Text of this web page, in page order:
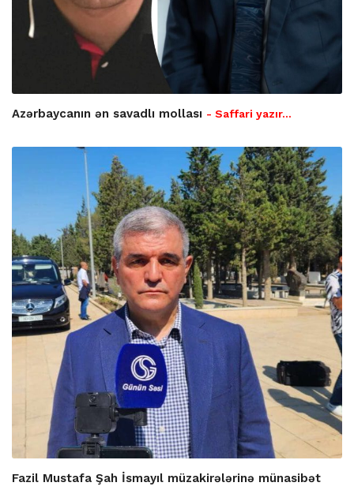
Azərbaycanın ən savadlı mollası - Saffari yazır…
Fazil Mustafa Şah İsmayıl müzakirələrinə münasibət